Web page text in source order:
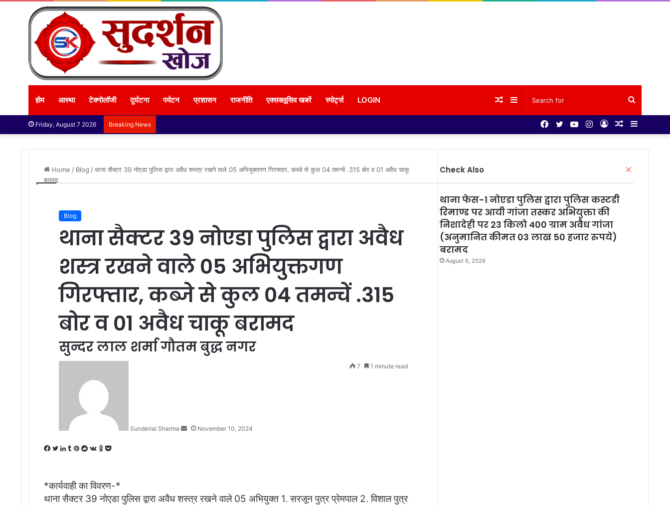
होम आस्था टेक्नोलॉजी दुर्घटना पर्यटन प्रशासन राजनीति एक्सक्लूसिव खबरें स्पोर्ट्स LOGIN
for
Sidebar
Random
Friday, August 7 2026 Breaking News Sidebar
Random
Log
Instagram
YouTube
Twitter
Facebook
Home / Blog /थाना सैक्टर 39 नोएडा पुलिस द्वारा अवैध शस्त्र रखने वाले 05 अभियुक्तगण गिरफ्तार, कब्जे से कुल 04 तमन्चें .315 बोर व 01 अवैध चाकू
बरामद
Blog
थाना सैक्टर 39 नोएडा पुलिस द्वारा अवैध
शस्त्र रखने वाले 05 अभियुक्तगण
गिरफ्तार, कब्जे से कुल 04 तमन्चें .315
बोर व 01 अवैध चाकू बरामद
सुन्दर लाल शर्मा गौतम बुद्ध नगर
Sunderlal Sharma November 10, 2024
7 1 minute read
Facebook
Twitter
LinkedIn
Tumblr
Pinterest
RedditVKontakte
Odnoklassniki
Pocket
*कार्यवाही का विवरण-*
थाना सैक्टर 39 नोएडा पुलिस द्वारा अवैध शस्त्र रखने वाले 05 अभियुक्त 1. सरजून पुत्र प्रेमपाल 2. विशाल पुत्र
Check Also
थाना फेस-1 नोएडा पुलिस द्वारा पुलिस कस्टडी
रिमाण्ड पर आयी गांजा तस्कर अभियुक्ता की
निशादेही पर 23 किलो 400 ग्राम अवैध गांजा
(अनुमानित कीमत 03 लाख 50 हजार रुपये)
बरामद
August 6, 2026